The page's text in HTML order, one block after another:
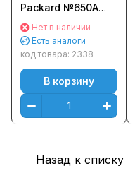
Packard №650A
для HP CLJ CP5525
Черный (Black)
Оригинальный
Нет в наличии
Есть аналоги
код товара: 2338
В корзину
Назад к списку